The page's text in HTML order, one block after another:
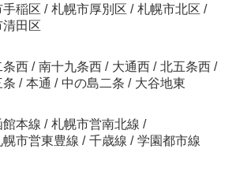
稲区 / 札幌市厚別区 / 札幌市北区 /
田区
条西 / 南十九条西 / 大通西 / 北五条西 /
条 / 本通 / 中の島二条 / 大谷地東
館本線 / 札幌市営南北線 /
幌市営東豊線 / 千歳線 / 学園都市線